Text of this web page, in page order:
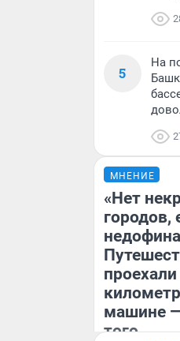
5
На
МНЕНИЕ
«Нет
городов,
машине —
того